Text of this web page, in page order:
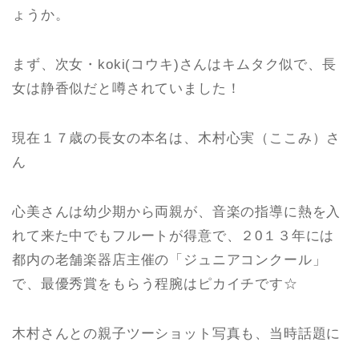
ょうか。
まず、次女・koki(コウキ)さんはキムタク似で、長
女は静香似だと噂されていました！
現在１７歳の長女の本名は、木村心実（ここみ）さ
ん
心美さんは幼少期から両親が、音楽の指導に熱を入
れて来た中でもフルートが得意で、２0１３年には
都内の老舗楽器店主催の「ジュニアコンクール」
で、最優秀賞をもらう程腕はピカイチです☆
木村さんとの親子ツーショット写真も、当時話題に